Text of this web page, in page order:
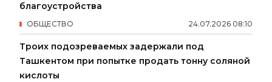
благоустройства
24.07.2026 08:10
ОБЩЕСТВО
Троих подозреваемых задержали под
Ташкентом при попытке продать тонну соляной
кислоты